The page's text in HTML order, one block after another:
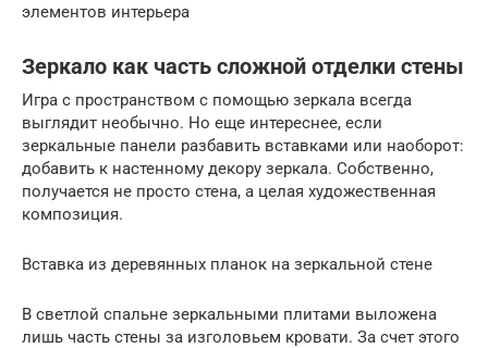
элементов интерьера
Зеркало как часть сложной отделки стены
Игра с пространством с помощью зеркала всегда
выглядит необычно. Но еще интереснее, если
зеркальные панели разбавить вставками или наоборот:
добавить к настенному декору зеркала. Собственно,
получается не просто стена, а целая художественная
композиция.
Вставка из деревянных планок на зеркальной стене
В светлой спальне зеркальными плитами выложена
лишь часть стены за изголовьем кровати. За счет этого